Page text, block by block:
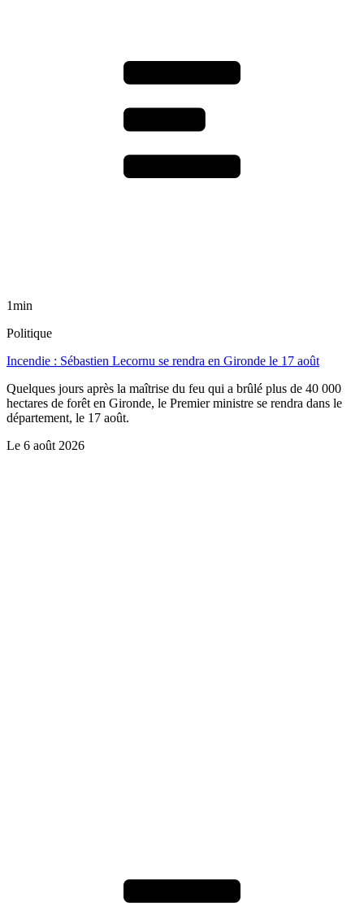
1min
Politique
Incendie : Sébastien Lecornu se rendra en Gironde le 17 août
Quelques jours après la maîtrise du feu qui a brûlé plus de 40 000
hectares de forêt en Gironde, le Premier ministre se rendra dans le
département, le 17 août.
Le 6 août 2026